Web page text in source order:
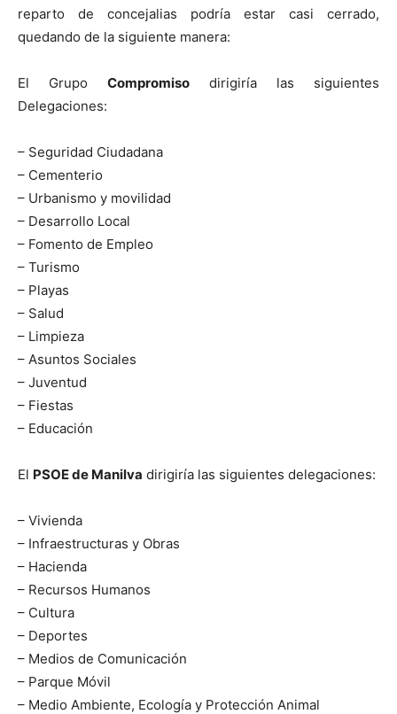
reparto de concejalias podría estar casi cerrado,
quedando de la siguiente manera:
El Grupo Compromiso dirigiría las siguientes
Delegaciones:
– Seguridad Ciudadana
– Cementerio
– Urbanismo y movilidad
– Desarrollo Local
– Fomento de Empleo
– Turismo
– Playas
– Salud
– Limpieza
– Asuntos Sociales
– Juventud
– Fiestas
– Educación
El PSOE de Manilva dirigiría las siguientes delegaciones:
– Vivienda
– Infraestructuras y Obras
– Hacienda
– Recursos Humanos
– Cultura
– Deportes
– Medios de Comunicación
– Parque Móvil
– Medio Ambiente, Ecología y Protección Animal